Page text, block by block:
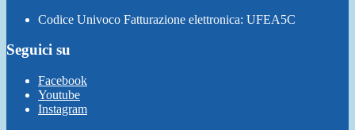
Codice Univoco Fatturazione elettronica: UFEA5C
Seguici su
Facebook
Youtube
Instagram